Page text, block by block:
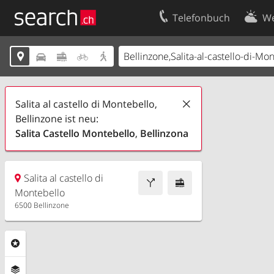
Telefonbuch
    
Salita al castello di Montebello,
Bellinzone ist neu:
Salita Castello Montebello, Bellinzona
Salita al castello di
Montebello
6500 Bellinzone
Ihr Eintrag
Kundencenter Geschäftskunden
Kontakt